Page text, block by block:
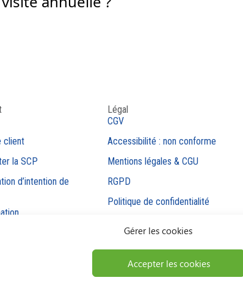
Gérer les cookies
Accepter les cookies
client
la SCP
d’intention de
Légal
CGV
Accessibilité : non conforme
Mentions légales & CGU
RGPD
Politique de confidentialité
Lancement d’une alerte